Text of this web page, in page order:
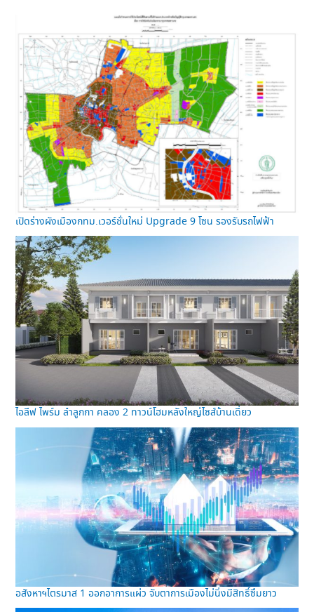
เปิดร่างผังเมืองกทม.เวอร์ชั่นใหม่ Upgrade 9 โซน รองรับรถไฟฟ้า
ไอลีฟ ไพร์ม ลำลูกกา คลอง 2 ทาวน์โฮมหลังใหญ่ไซส์บ้านเดี่ยว
อสังหาฯไตรมาส 1 ออกอาการแผ่ว จับตาการเมืองไม่นิ่งมีสิทธิ์ซึมยาว